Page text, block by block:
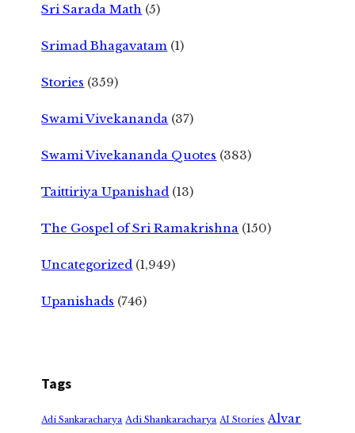
Sri Sarada Math (5)
Srimad Bhagavatam (1)
Stories (359)
Swami Vivekananda (37)
Swami Vivekananda Quotes (383)
Taittiriya Upanishad (13)
The Gospel of Sri Ramakrishna (150)
Uncategorized (1,949)
Upanishads (746)
Tags
Adi Sankaracharya Adi Shankaracharya AI Stories Alvar